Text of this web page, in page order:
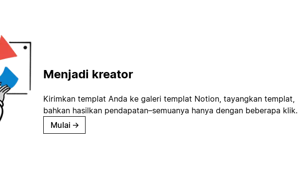
Menjadi kreator
Kirimkan templat Anda ke galeri templat Notion, tayangkan templat,
bahkan hasilkan pendapatan–semuanya hanya dengan beberapa klik.
Mulai →